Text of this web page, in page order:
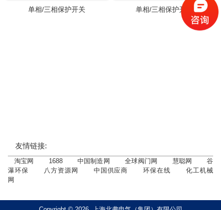
单相/三相保护开关 单相/三相保护开关
友情链接:
淘宝网 1688 中国制造网 全球阀门网 慧聪网
谷
瀑环保
八方资源网 中国供应商 环保在线
化工机械
网